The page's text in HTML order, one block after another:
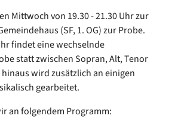
Mittwoch von 19.30 - 21.30 Uhr zur
(SF, 1. OG) zur Probe.
findet eine wechselnde
statt zwischen Sopran, Alt, Tenor
wird zusätzlich an einigen
gearbeitet.
an folgendem Programm: